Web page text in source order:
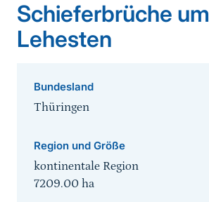
Schieferbrüche um
Lehesten
Bundesland
Thüringen
Region und Größe
kontinentale Region
7209.00 ha